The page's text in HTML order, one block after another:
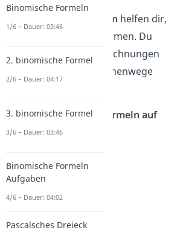
binomischen Formeln helfen dir,
Terme schneller umzuformen. Du
kannst sie nutzen, um Rechnungen
zu vereinfachen und Rechenwege
Die drei binomischen Formeln auf
einen Blick:
(a – b)² = a² – 2ab + b²
(a + b) (a – b) = a² – b²
Binomische Formeln
1/6 – Dauer: 03:46
2. binomische Formel
2/6 – Dauer: 04:17
3. binomische Formel
3/6 – Dauer: 03:46
Binomische Formeln
Aufgaben
4/6 – Dauer: 04:02
Pascalsches Dreieck